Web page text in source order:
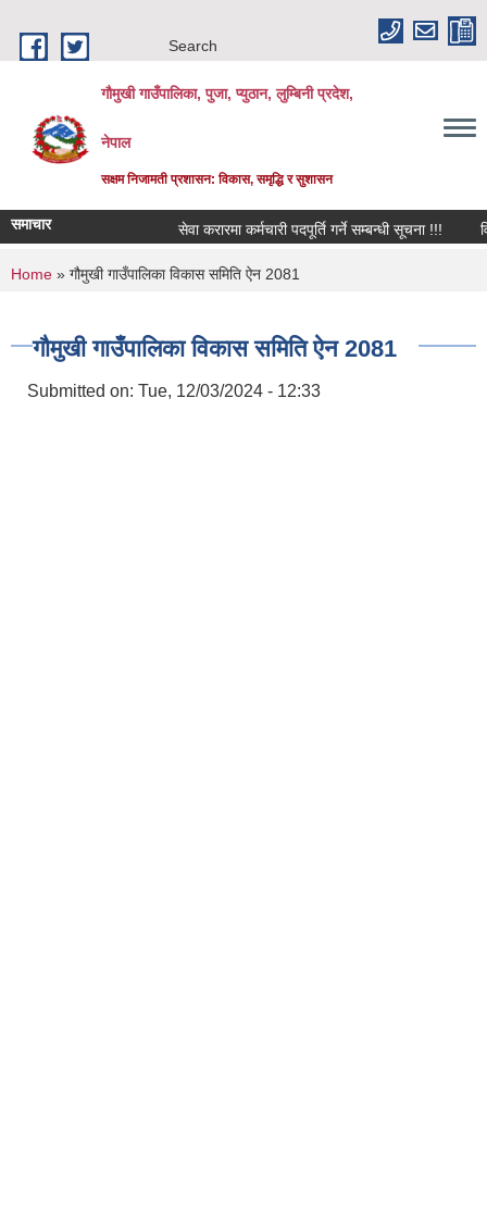
Search
गौमुखी गाउँपालिका, पुजा, प्युठान, लुम्बिनी प्रदेश,
नेपाल
सक्षम निजामती प्रशासन: विकास, समृद्धि र सुशासन
समाचार सेवा करारमा कर्मचारी पदपूर्ति गर्ने सम्बन्धी सूचना !!!
You are here
Home » गौमुखी गाउँपालिका विकास समिति ऐन 2081
गौमुखी गाउँपालिका विकास समिति ऐन 2081
Submitted on: Tue, 12/03/2024 - 12:33